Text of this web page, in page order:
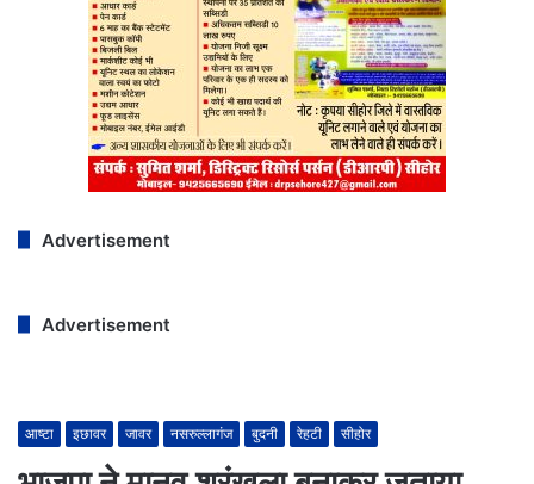
Advertisement
Advertisement